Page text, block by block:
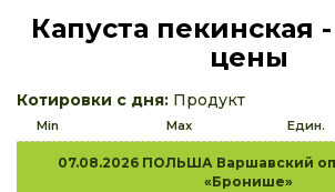
Капуста пекинская
цены
Котировки с дня: Продукт
Min Max Един.
07.08.2026 ПОЛЬША Варшавский
«Бронише»